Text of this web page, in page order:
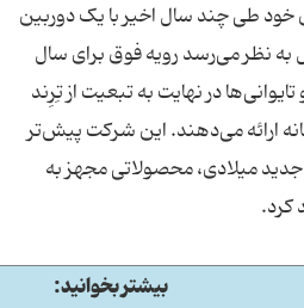
طی چند سال اخیر با یک دوربین
به‌ نظر می‌رسد رویه فوق برای سال
و تایوانی‌ها در نهایت به تبعیت از تِرِند
ارائه می‌دهند. این شرکت پیش‌تر
جدید میلادی، محصولاتی مجهز به
کرد.
بیشتر بخوانید: